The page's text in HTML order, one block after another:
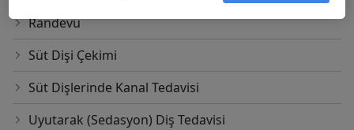
Randevu
Süt Dişi Çekimi
Süt Dişlerinde Kanal Tedavisi
Uyutarak (Sedasyon) Diş Tedavisi